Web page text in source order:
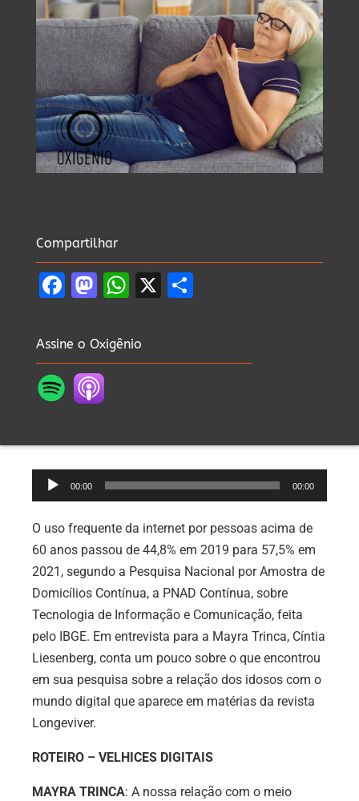
Compartilhar
Facebook
Mastodon
WhatsApp
X
Assine o Oxigênio
Tocador
de
áudio
00:00 00:00
O uso frequente da internet por pessoas acima de
60 anos passou de 44,8% em 2019 para 57,5% em
2021, segundo a Pesquisa Nacional por Amostra de
Domicílios Contínua, a PNAD Contínua, sobre
Tecnologia de Informação e Comunicação, feita
pelo IBGE. Em entrevista para a Mayra Trinca, Cíntia
Liesenberg, conta um pouco sobre o que encontrou
em sua pesquisa sobre a relação dos idosos com o
mundo digital que aparece em matérias da revista
Longeviver.
ROTEIRO – VELHICES DIGITAIS
MAYRA TRINCA: A nossa relação com o meio